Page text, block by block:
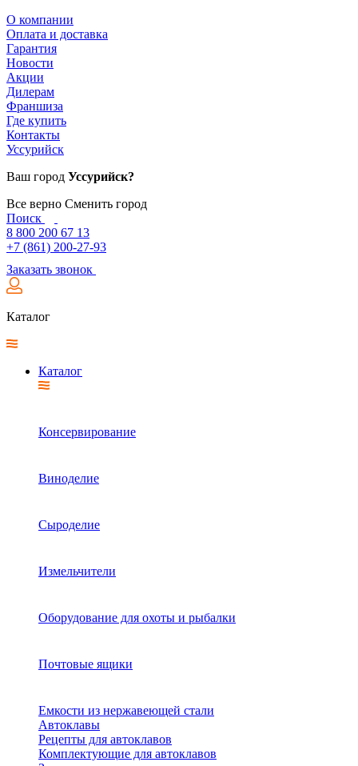
О компании
Оплата и доставка
Гарантия
Новости
Акции
Дилерам
Франшиза
Где купить
Контакты
Уссурийск
Ваш город Уссурийск?
Все верно Сменить город
Поиск
8 800 200 67 13
+7 (861) 200-27-93
Заказать звонок
Каталог
Каталог
Консервирование
Виноделие
Сыроделие
Измельчители
Оборудование для охоты и рыбалки
Почтовые ящики
Емкости из нержавеющей стали
Автоклавы
Рецепты для автоклавов
Комплектующие для автоклавов